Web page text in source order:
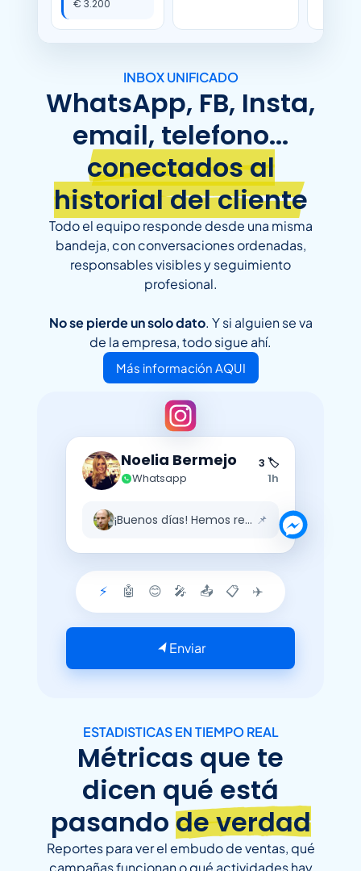
€ 3.200
INBOX UNIFICADO
WhatsApp, FB, Insta,
email, telefono...
conectados al
historial del cliente
Todo el equipo responde desde una misma
bandeja, con conversaciones ordenadas,
responsables visibles y seguimiento
profesional.
No se pierde un solo dato. Y si alguien se va
de la empresa, todo sigue ahí.
Más información AQUI
Noelia Bermejo
Whatsapp
3 🏷️
1h
¡Buenos días! Hemos recibido tu men… 📌
⚡ 🤖 😊 🎤 📤 📋 ✈️
Enviar
ESTADISTICAS EN TIEMPO REAL
Métricas que te
dicen qué está
pasando de verdad
Reportes para ver el embudo de ventas, qué
campañas funcionan o qué actividades hay